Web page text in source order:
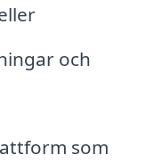
och
som